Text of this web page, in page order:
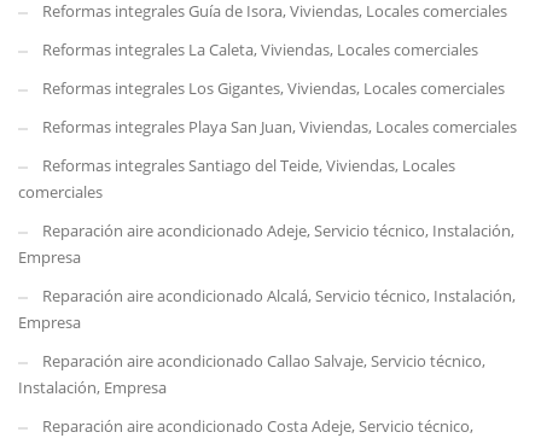
Reformas integrales Guía de Isora, Viviendas, Locales comerciales
Reformas integrales La Caleta, Viviendas, Locales comerciales
Reformas integrales Los Gigantes, Viviendas, Locales comerciales
Reformas integrales Playa San Juan, Viviendas, Locales comerciales
Reformas integrales Santiago del Teide, Viviendas, Locales
comerciales
Reparación aire acondicionado Adeje, Servicio técnico, Instalación,
Empresa
Reparación aire acondicionado Alcalá, Servicio técnico, Instalación,
Empresa
Reparación aire acondicionado Callao Salvaje, Servicio técnico,
Instalación, Empresa
Reparación aire acondicionado Costa Adeje, Servicio técnico,